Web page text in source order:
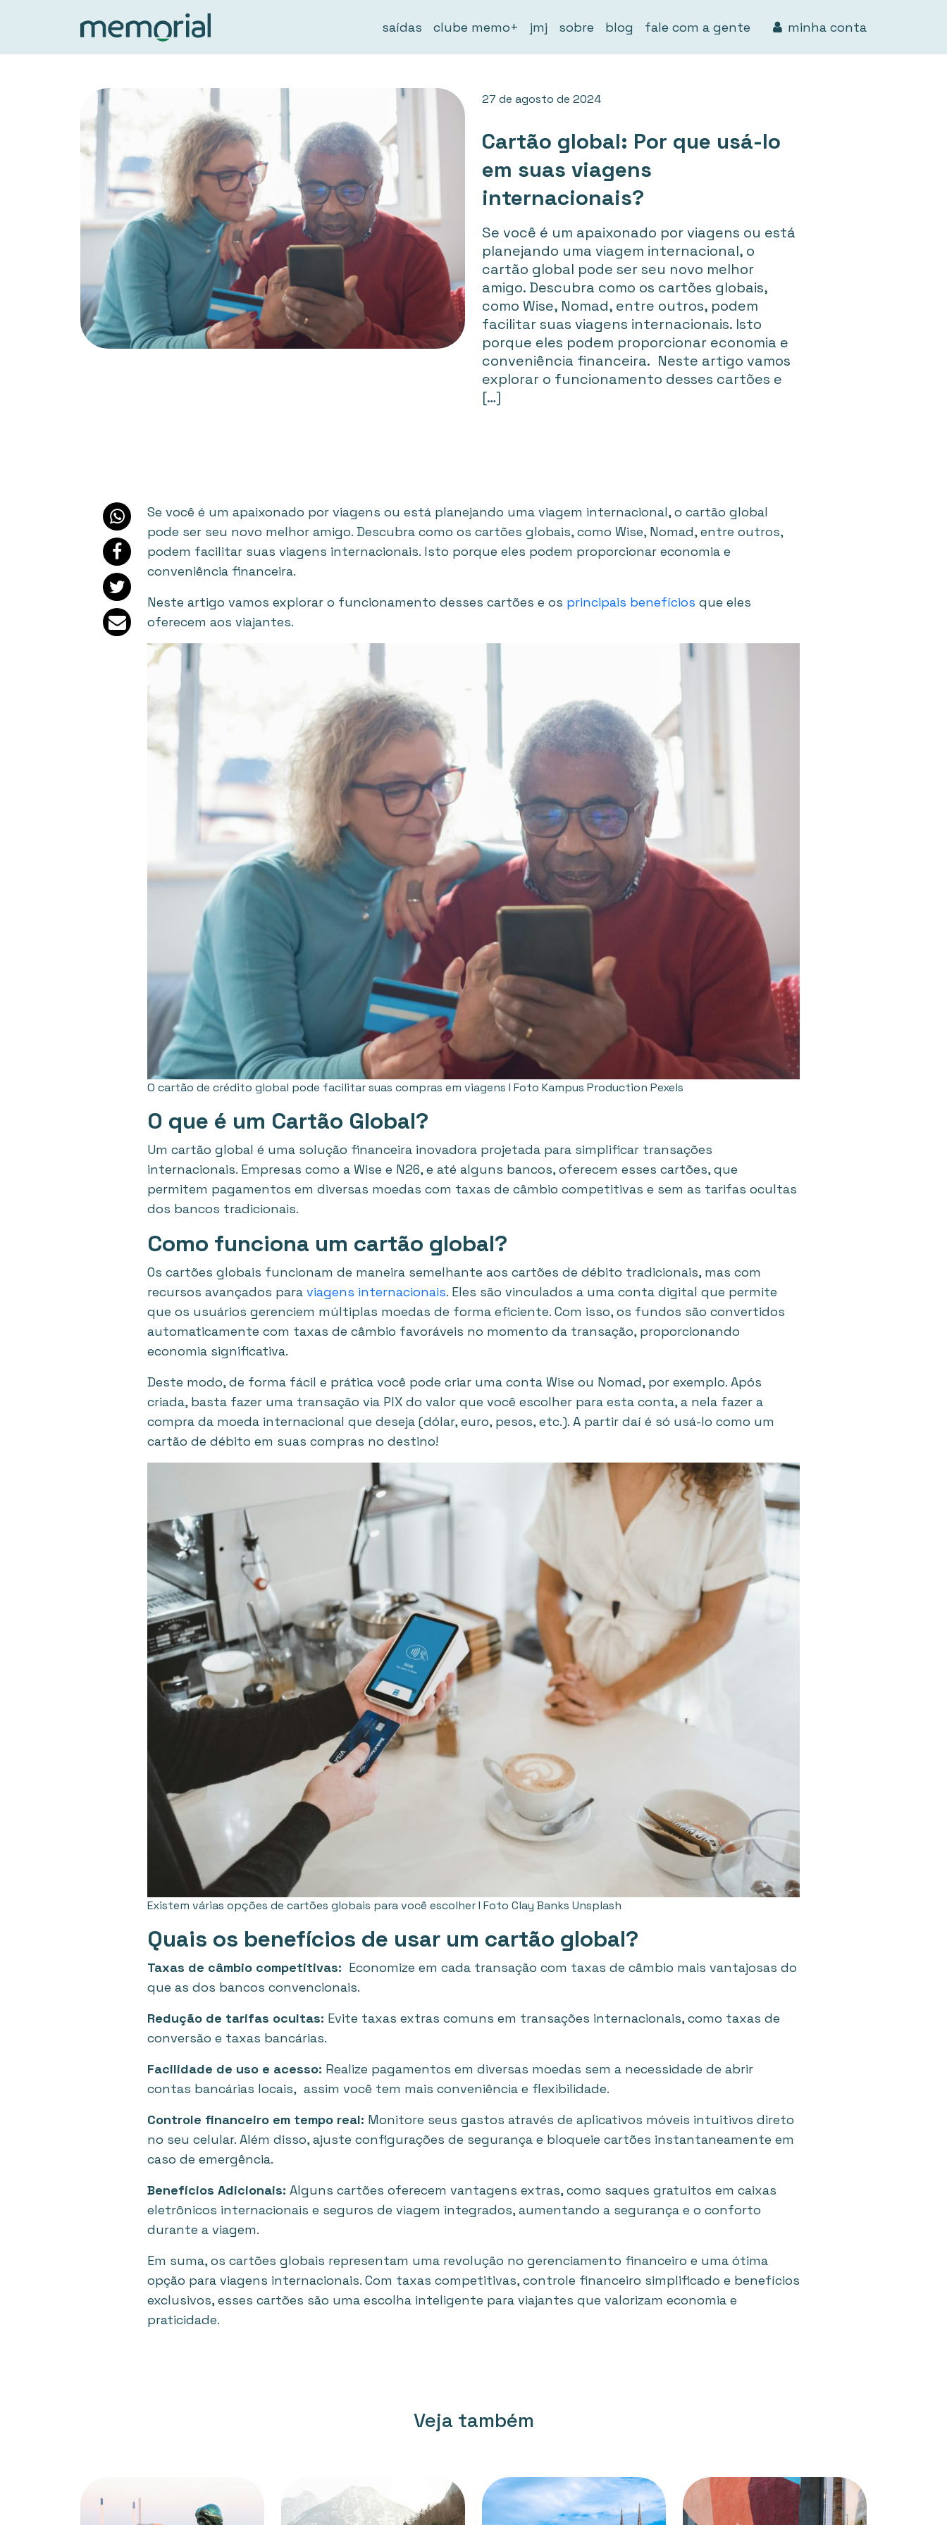
saídas clube memo+ jmj sobre blog fale com a gente minha conta
27 de agosto de 2024
Cartão global: Por que usá-lo
em suas viagens
internacionais?
Se você é um apaixonado por viagens ou está
planejando uma viagem internacional, o
cartão global pode ser seu novo melhor
amigo. Descubra como os cartões globais,
como Wise, Nomad, entre outros, podem
facilitar suas viagens internacionais. Isto
porque eles podem proporcionar economia e
conveniência financeira. Neste artigo vamos
explorar o funcionamento desses cartões e
[…]
Se você é um apaixonado por viagens ou está planejando uma viagem internacional, o cartão global
pode ser seu novo melhor amigo. Descubra como os cartões globais, como Wise, Nomad, entre outros,
podem facilitar suas viagens internacionais. Isto porque eles podem proporcionar economia e
conveniência financeira.
Neste artigo vamos explorar o funcionamento desses cartões e os principais benefícios que eles
oferecem aos viajantes.
O cartão de crédito global pode facilitar suas compras em viagens I Foto Kampus Production Pexels
O que é um Cartão Global?
Um cartão global é uma solução financeira inovadora projetada para simplificar transações
internacionais. Empresas como a Wise e N26, e até alguns bancos, oferecem esses cartões, que
permitem pagamentos em diversas moedas com taxas de câmbio competitivas e sem as tarifas ocultas
dos bancos tradicionais.
Como funciona um cartão global?
Os cartões globais funcionam de maneira semelhante aos cartões de débito tradicionais, mas com
recursos avançados para viagens internacionais. Eles são vinculados a uma conta digital que permite
que os usuários gerenciem múltiplas moedas de forma eficiente. Com isso, os fundos são convertidos
automaticamente com taxas de câmbio favoráveis no momento da transação, proporcionando
economia significativa.
Deste modo, de forma fácil e prática você pode criar uma conta Wise ou Nomad, por exemplo. Após
criada, basta fazer uma transação via PIX do valor que você escolher para esta conta, a nela fazer a
compra da moeda internacional que deseja (dólar, euro, pesos, etc.). A partir daí é só usá-lo como um
cartão de débito em suas compras no destino!
Existem várias opções de cartões globais para você escolher I Foto Clay Banks Unsplash
Quais os benefícios de usar um cartão global?
Taxas de câmbio competitivas: Economize em cada transação com taxas de câmbio mais vantajosas do
que as dos bancos convencionais.
Redução de tarifas ocultas: Evite taxas extras comuns em transações internacionais, como taxas de
conversão e taxas bancárias.
Facilidade de uso e acesso: Realize pagamentos em diversas moedas sem a necessidade de abrir
contas bancárias locais, assim você tem mais conveniência e flexibilidade.
Controle financeiro em tempo real: Monitore seus gastos através de aplicativos móveis intuitivos direto
no seu celular. Além disso, ajuste configurações de segurança e bloqueie cartões instantaneamente em
caso de emergência.
Benefícios Adicionais: Alguns cartões oferecem vantagens extras, como saques gratuitos em caixas
eletrônicos internacionais e seguros de viagem integrados, aumentando a segurança e o conforto
durante a viagem.
Em suma, os cartões globais representam uma revolução no gerenciamento financeiro e uma ótima
opção para viagens internacionais. Com taxas competitivas, controle financeiro simplificado e benefícios
exclusivos, esses cartões são uma escolha inteligente para viajantes que valorizam economia e
praticidade.
Veja também